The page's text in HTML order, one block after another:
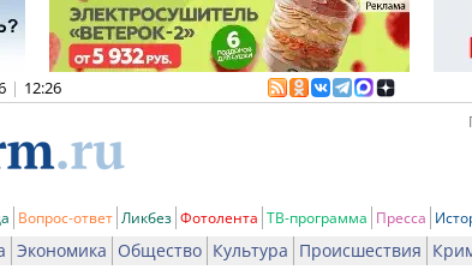
| 12:26
Вопрос-ответ Ликбез Фотолента ТВ-программа Пресса
Экономика Общество Культура Происшествия